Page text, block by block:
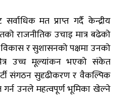
मत प्राप्त गर्दै केन्द्रीय
राजनीतिक उचाइ मात्र बढेको
र सुशासनको पक्षमा उनको
उच्च मूल्यांकन भएको संकेत
संगठन सुदृढीकरण र वैकल्पिक
उनले महत्वपूर्ण भूमिका खेल्ने